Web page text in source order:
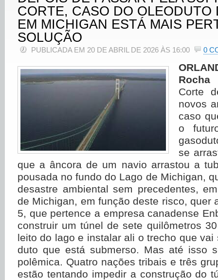
CORTE, CASO DO OLEODUTO
EM MICHIGAN ESTÁ MAIS
SOLUÇÃO
PUBLICADA EM 20 DE ABRIL DE 2026 ÀS 16:00 0
Rocha
Corte
novos
caso
o
se
que a âncora de um navio arrastou a
pousada no fundo do Lago de Michigan,
desastre ambiental sem precedentes,
de Michigan, em função deste risco, quer
5, que pertence a empresa canadense
construir um túnel de sete quilômetros
leito do lago e instalar ali o trecho que
duto que está submerso. Mas até isso
polêmica. Quatro nações tribais e três
estão tentando impedir a construção do